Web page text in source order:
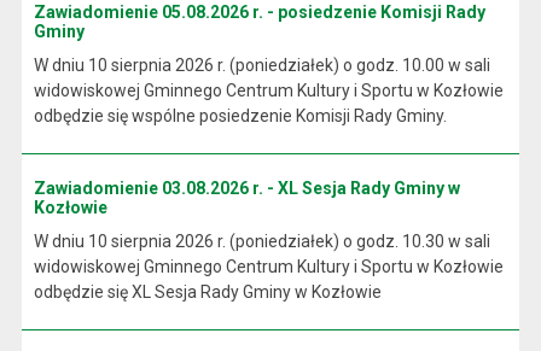
Zawiadomienie 05.08.2026 r. - posiedzenie Komisji Rady
Gminy
W dniu 10 sierpnia 2026 r. (poniedziałek) o godz. 10.00 w sali
widowiskowej Gminnego Centrum Kultury i Sportu w Kozłowie
odbędzie się wspólne posiedzenie Komisji Rady Gminy.
Zawiadomienie 03.08.2026 r. - XL Sesja Rady Gminy w
Kozłowie
W dniu 10 sierpnia 2026 r. (poniedziałek) o godz. 10.30 w sali
widowiskowej Gminnego Centrum Kultury i Sportu w Kozłowie
odbędzie się XL Sesja Rady Gminy w Kozłowie